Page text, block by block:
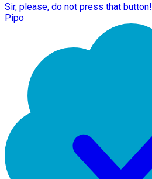
Sir, please, do not press that button!
Pipo